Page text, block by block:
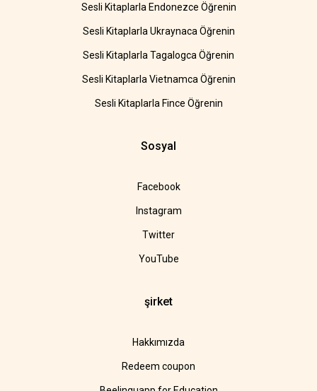
Sesli Kitaplarla Endonezce Öğrenin
Sesli Kitaplarla Ukraynaca Öğrenin
Sesli Kitaplarla Tagalogca Öğrenin
Sesli Kitaplarla Vietnamca Öğrenin
Sesli Kitaplarla Fince Öğrenin
Sosyal
Facebook
Instagram
Twitter
YouTube
şirket
Hakkımızda
Redeem coupon